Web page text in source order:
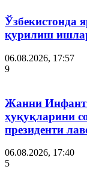
Ўзбекистонда
қурилиш
06.08.2026, 17:57
9
Жанни
ҳуқуқларини
президенти
06.08.2026, 17:40
5